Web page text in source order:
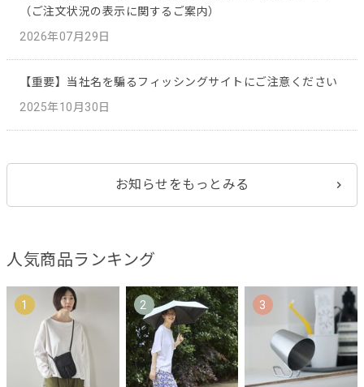
（ご注文状況の表示に関するご案内）
2026年07月29日
【重要】当社名を騙るフィッシングサイトにご注意ください
2025年10月30日
お知らせをもっとみる
人気商品ランキング
1 2 3